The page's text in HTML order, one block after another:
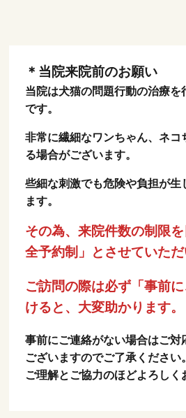
＊当院来院前のお願い
当院は犬猫の問題行動の治療を
です。
非常に繊細なワンちゃん、ネコ
る場合がございます。
些細な刺激でも危険や負担が生
ます。
その為、来院件数の制限
全予約制」とさせていただ
ご訪問の際は必ず「事前
けると、大変助かります。
事前にご連絡がない場合はご対
ございますのでご了承ください。
ご理解とご協力のほどよろしく